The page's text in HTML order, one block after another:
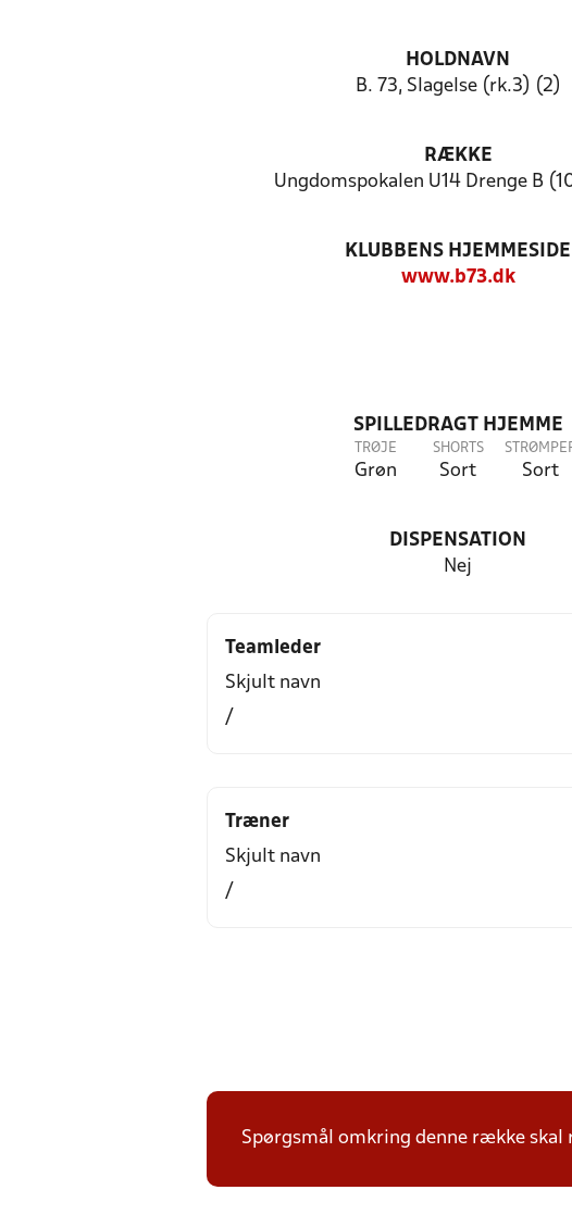
HOLDNAVN
B. 73, Slagelse (rk.3) (2)
RÆKKE
Ungdomspokalen U14 Drenge B
KLUBBENS HJEMMESIDE
www.b73.dk
SPILLEDRAGT HJEMME
TRØJE
Grøn
SHORTS
Sort Sort
DISPENSATION
Nej
Teamleder
Skjult navn
/
Træner
Skjult navn
/
Spørgsmål omkring denne række skal